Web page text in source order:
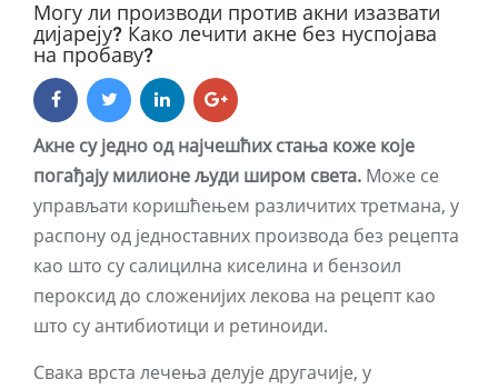
Могу ли производи против акни изазвати
дијареју? Како лечити акне без нуспојава
на пробаву?
Акне су једно од најчешћих стања коже које
погађају милионе људи широм света. Може се
управљати коришћењем различитих третмана, у
распону од једноставних производа без рецепта
као што су салицилна киселина и бензоил
пероксид до сложенијих лекова на рецепт као
што су антибиотици и ретиноиди.
Свака врста лечења делује другачије, у